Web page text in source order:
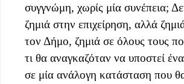
συγγνώμη, χωρίς μία συνέπεια;
ζημιά στην επιχείρηση, αλλά
τον Δήμο, ζημιά σε όλους τους
τι θα αναγκαζόταν να υποστεί
σε μία ανάλογη κατάσταση που